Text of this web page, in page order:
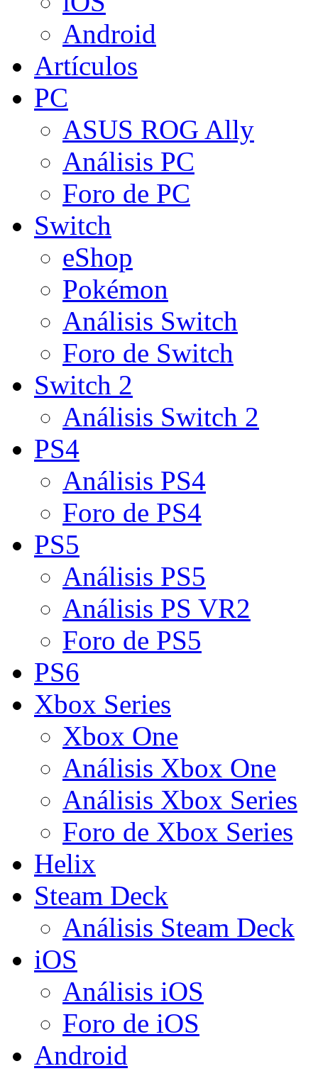
Android
Artículos
PC
ASUS ROG Ally
Análisis PC
Foro de PC
Switch
eShop
Pokémon
Análisis Switch
Foro de Switch
Switch 2
Análisis Switch 2
PS4
Análisis PS4
Foro de PS4
PS5
Análisis PS5
Análisis PS VR2
Foro de PS5
PS6
Xbox Series
Xbox One
Análisis Xbox One
Análisis Xbox Series
Foro de Xbox Series
Helix
Steam Deck
Análisis Steam Deck
iOS
Análisis iOS
Foro de iOS
Android